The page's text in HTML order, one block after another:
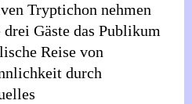
Tryptichon nehmen
Gäste das Publikum
Reise von
durch